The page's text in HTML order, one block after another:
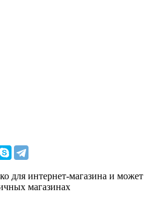
для интернет-магазина и может
магазинах